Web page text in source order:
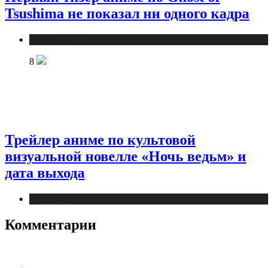
Tsushima не показал ни одного кадра
8
Трейлер аниме по культовой
визуальной новелле «Ночь ведьм» и
дата выхода
Комментарии